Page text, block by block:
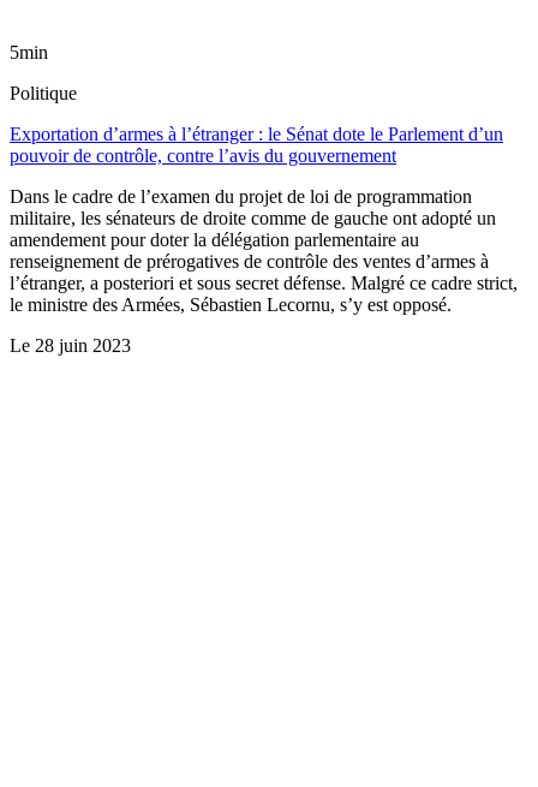
5min
Politique
Exportation d’armes à l’étranger : le Sénat dote le Parlement d’un
pouvoir de contrôle, contre l’avis du gouvernement
Dans le cadre de l’examen du projet de loi de programmation
militaire, les sénateurs de droite comme de gauche ont adopté un
amendement pour doter la délégation parlementaire au
renseignement de prérogatives de contrôle des ventes d’armes à
l’étranger, a posteriori et sous secret défense. Malgré ce cadre strict,
le ministre des Armées, Sébastien Lecornu, s’y est opposé.
Le 28 juin 2023